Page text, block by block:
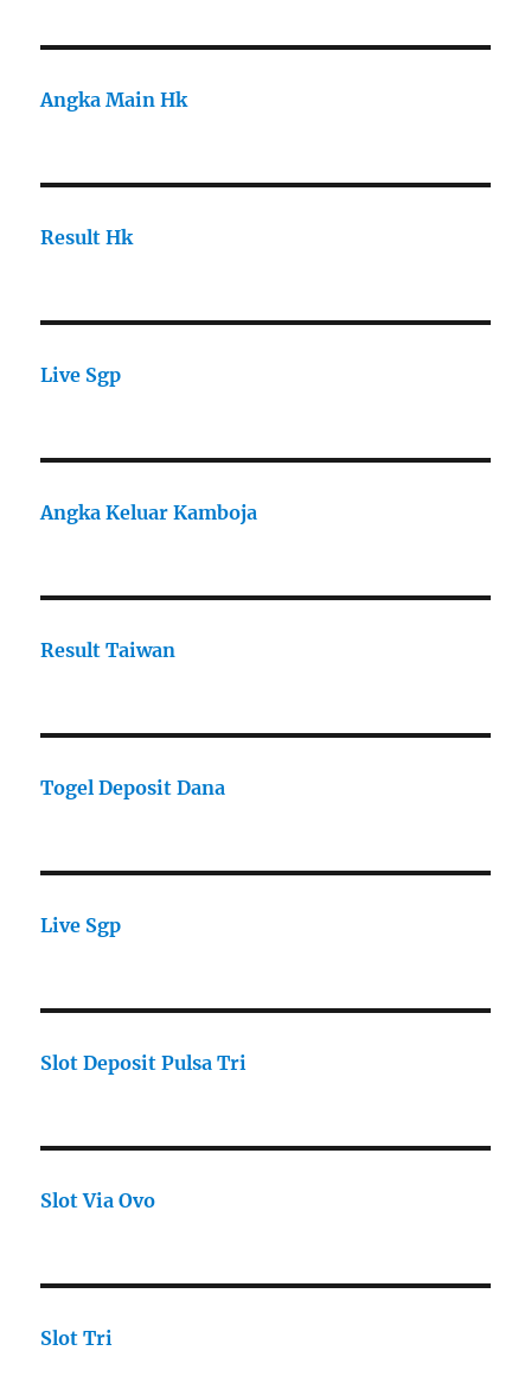
Angka Main Hk
Result Hk
Live Sgp
Angka Keluar Kamboja
Result Taiwan
Togel Deposit Dana
Live Sgp
Slot Deposit Pulsa Tri
Slot Via Ovo
Slot Tri